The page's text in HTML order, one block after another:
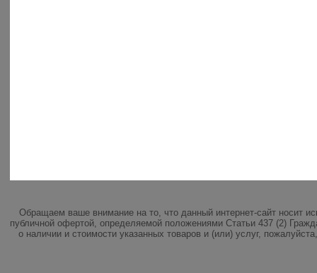
Обращаем ваше внимание на то, что данный интернет-сайт носит
публичной офертой, определяемой положениями Статьи 437 (2)
о наличии и стоимости указанных товаров и (или) услуг,